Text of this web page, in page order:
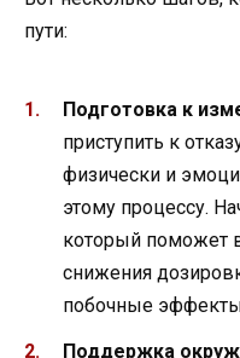
пути:
Подготовка к
приступить к
физически и
этому процессу.
который поможет
снижения
побочные
Поддержка